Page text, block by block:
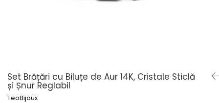
Set Brățări cu Biluțe de Aur 14K, Cristale Sticlă
și Șnur Reglabil
TeoBijoux